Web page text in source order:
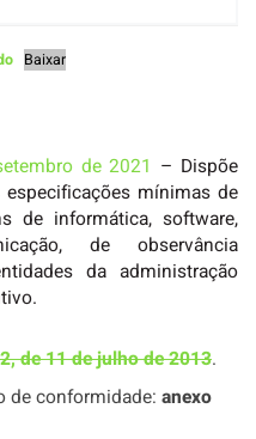
Baixar
de 2021 – Dispõe
mínimas de
de informática, software,
de observância
da administração
de 11 de julho de 2013.
de conformidade: anexo